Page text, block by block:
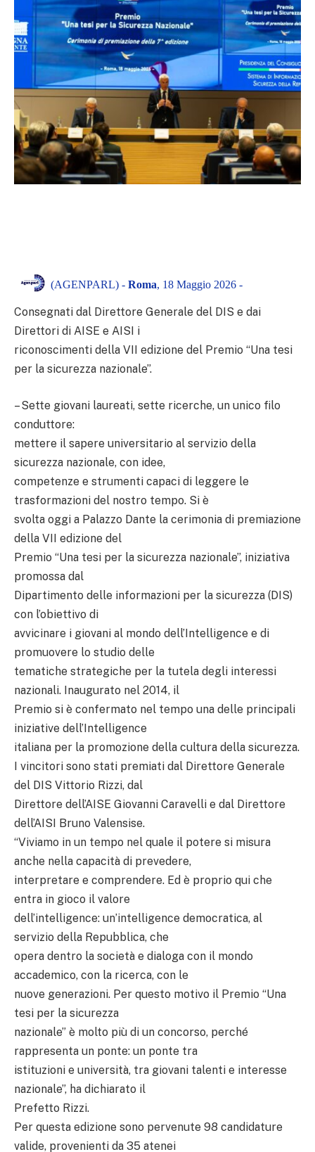
(AGENPARL) - Roma, 18 Maggio 2026 -
Consegnati dal Direttore Generale del DIS e dai
Direttori di AISE e AISI i
riconoscimenti della VII edizione del Premio “Una tesi
per la sicurezza nazionale”.
– Sette giovani laureati, sette ricerche, un unico filo
conduttore:
mettere il sapere universitario al servizio della
sicurezza nazionale, con idee,
competenze e strumenti capaci di leggere le
trasformazioni del nostro tempo. Si è
svolta oggi a Palazzo Dante la cerimonia di premiazione
della VII edizione del
Premio “Una tesi per la sicurezza nazionale”, iniziativa
promossa dal
Dipartimento delle informazioni per la sicurezza (DIS)
con l’obiettivo di
avvicinare i giovani al mondo dell’Intelligence e di
promuovere lo studio delle
tematiche strategiche per la tutela degli interessi
nazionali. Inaugurato nel 2014, il
Premio si è confermato nel tempo una delle principali
iniziative dell’Intelligence
italiana per la promozione della cultura della sicurezza.
I vincitori sono stati premiati dal Direttore Generale
del DIS Vittorio Rizzi, dal
Direttore dell’AISE Giovanni Caravelli e dal Direttore
dell’AISI Bruno Valensise.
“Viviamo in un tempo nel quale il potere si misura
anche nella capacità di prevedere,
interpretare e comprendere. Ed è proprio qui che
entra in gioco il valore
dell’intelligence: un’intelligence democratica, al
servizio della Repubblica, che
opera dentro la società e dialoga con il mondo
accademico, con la ricerca, con le
nuove generazioni. Per questo motivo il Premio “Una
tesi per la sicurezza
nazionale” è molto più di un concorso, perché
rappresenta un ponte: un ponte tra
istituzioni e università, tra giovani talenti e interesse
nazionale”, ha dichiarato il
Prefetto Rizzi.
Per questa edizione sono pervenute 98 candidature
valide, provenienti da 35 atenei